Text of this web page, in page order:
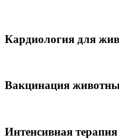
Кардиология для
Вакцинация
Интенсивная